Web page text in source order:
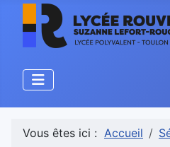
Vous êtes ici : Accueil